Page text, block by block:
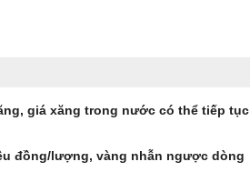
giá xăng trong nước có thể tiếp tục
đồng/lượng, vàng nhẫn ngược dòng